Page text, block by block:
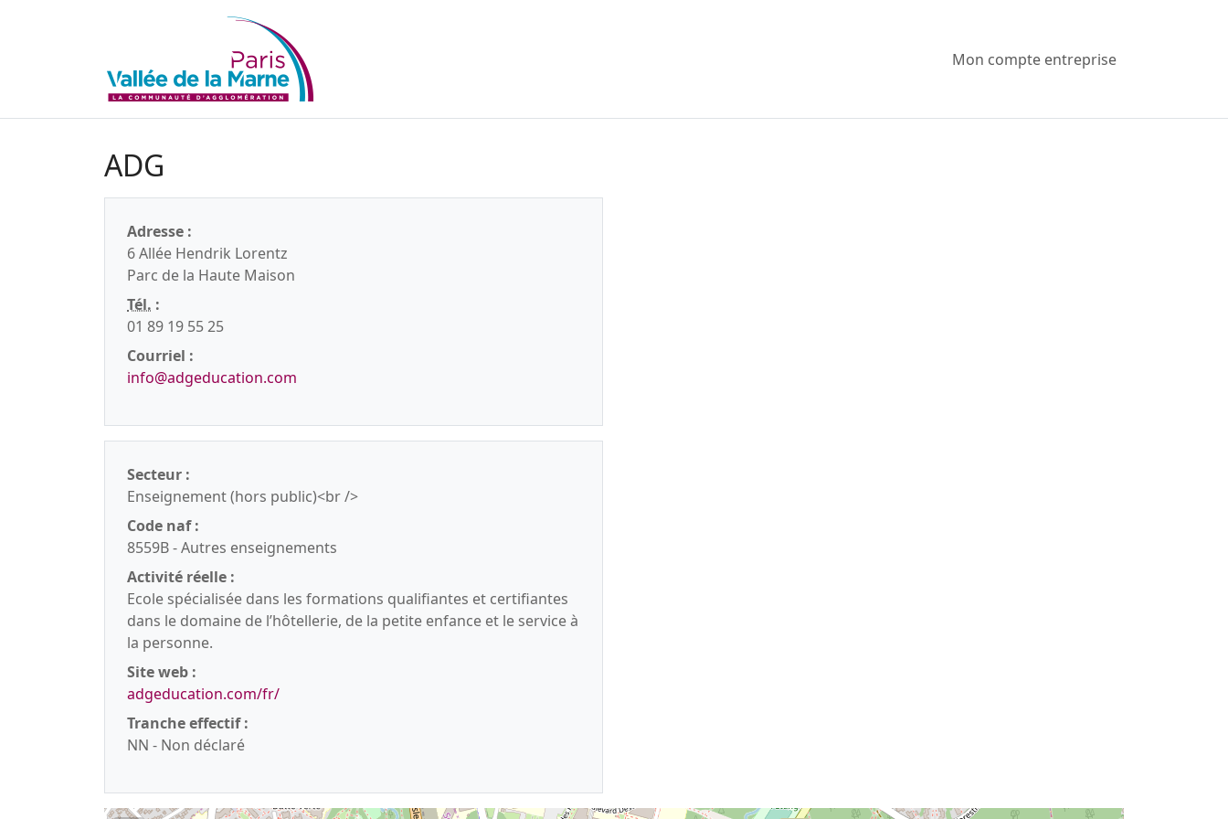
Mon compte entreprise
ADG
Adresse :
6 Allée Hendrik Lorentz
Parc de la Haute Maison
Tél. :
01 89 19 55 25
Courriel :
info@adgeducation.com
Secteur :
Enseignement (hors public)<br />
Code naf :
8559B - Autres enseignements
Activité réelle :
Ecole spécialisée dans les formations qualifiantes et certifiantes
dans le domaine de l’hôtellerie, de la petite enfance et le service à
la personne.
Site web :
adgeducation.com/fr/
Tranche effectif :
NN - Non déclaré